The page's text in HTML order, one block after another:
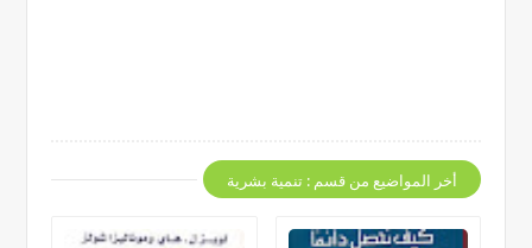
أخر المواضيع من قسم : تنمية بشرية